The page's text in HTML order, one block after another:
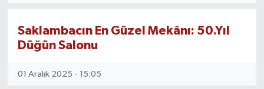
Saklambacın En Güzel Mekânı: 50.Yıl
Düğün Salonu
01 Aralık 2025 - 15:05
ÖZEL HABER